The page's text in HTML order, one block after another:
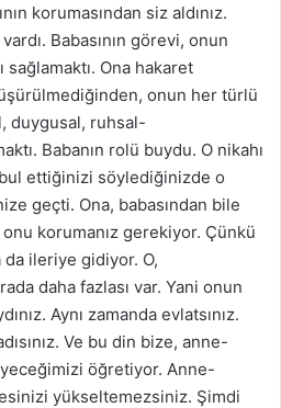
korumasından siz aldınız.
Babasının görevi, onun
sağlamaktı. Ona hakaret
onun her türlü
duygusal, ruhsal-
Babanın rolü buydu. O nikahı
ettiğinizi söylediğinizde o
geçti. Ona, babasından bile
onu korumanız gerekiyor. Çünkü
ileriye gidiyor. O,
daha fazlası var. Yani onun
Aynı zamanda evlatsınız.
Ve bu din bize, anne-
öğretiyor. Anne-
yükseltemezsiniz. Şimdi